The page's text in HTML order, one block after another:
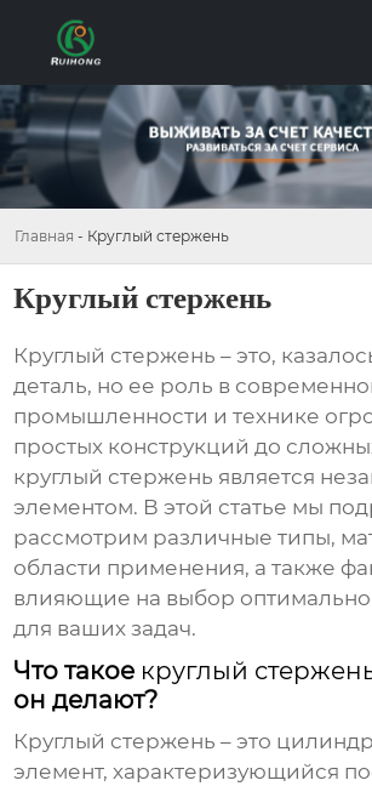
Главная - Круглый стержень
Круглый стержень
Круглый стержень – это,
деталь, но ее роль в
промышленности и технике
простых конструкций до
круглый стержень является
элементом. В этой статье мы
рассмотрим различные типы,
области применения, а также
влияющие на выбор
для ваших задач.
Что такое круглый
он делают?
Круглый стержень – это
элемент, характеризующийся